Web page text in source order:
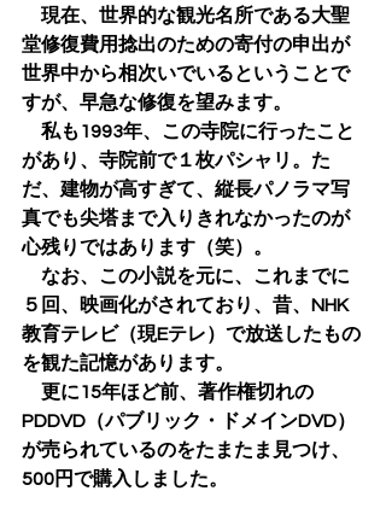
現在、世界的な観光名所である大聖
堂修復費用捻出のための寄付の申出が
世界中から相次いでいるということで
すが、早急な修復を望みます。
私も1993年、この寺院に行ったこと
があり、寺院前で１枚パシャリ。た
だ、建物が高すぎて、縦長パノラマ写
真でも尖塔まで入りきれなかったのが
心残りではあります（笑）。
なお、この小説を元に、これまでに
５回、映画化がされており、昔、NHK
教育テレビ（現Eテレ）で放送したもの
を観た記憶があります。
更に15年ほど前、著作権切れの
PDDVD（パブリック・ドメインDVD）
が売られているのをたまたま見つけ、
500円で購入しました。